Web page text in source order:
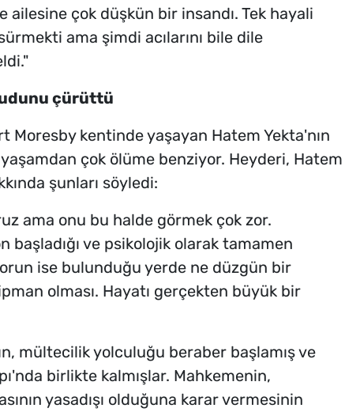
ailesine çok düşkün bir insandı. Tek hayali
ama şimdi acılarını bile dile
çürüttü
Moresby kentinde yaşayan Hatem Yekta'nın
çok ölüme benziyor. Heyderi, Hatem
şunları söyledi:
ama onu bu halde görmek çok zor.
başladığı ve psikolojik olarak tamamen
ise bulunduğu yerde ne düzgün bir
olması. Hayatı gerçekten büyük bir
mültecilik yolculuğu beraber başlamış ve
birlikte kalmışlar. Mahkemenin,
yasadışı olduğuna karar vermesinin